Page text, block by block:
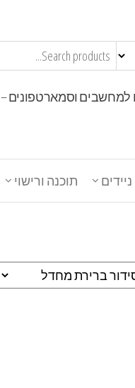
וסמארטפונים – חייגו 1800-
תוכנה ורישוי